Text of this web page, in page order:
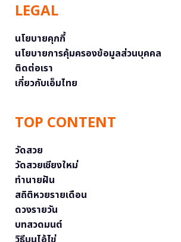
LEGAL
นโยบายคุกกี้
นโยบายการคุ้มครองข้อมูลส่วนบุคคล
ติดต่อเรา
เกี่ยวกับเอ็มไทย
TOP CONTENT
วัดสวย
วัดสวยเชียงใหม่
ทำนายฝัน
สถิติหวยรายเดือน
ดวงรายวัน
บทสวดมนต์